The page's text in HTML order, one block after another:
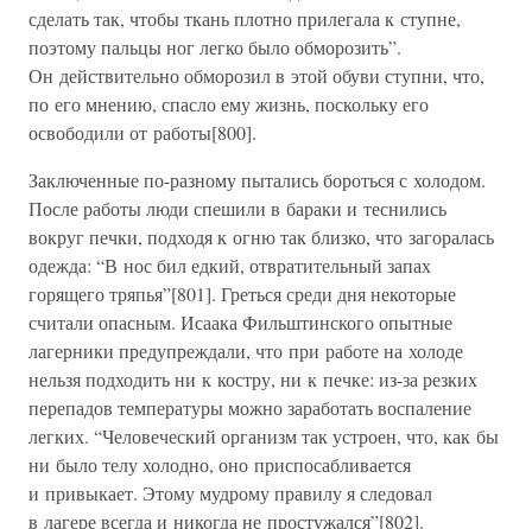
сделать так, чтобы ткань плотно прилегала к ступне,
поэтому пальцы ног легко было обморозить”.
Он действительно обморозил в этой обуви ступни, что,
по его мнению, спасло ему жизнь, поскольку его
освободили от работы[800].
Заключенные по-разному пытались бороться с холодом.
После работы люди спешили в бараки и теснились
вокруг печки, подходя к огню так близко, что загоралась
одежда: “В нос бил едкий, отвратительный запах
горящего тряпья”[801]. Греться среди дня некоторые
считали опасным. Исаака Фильштинского опытные
лагерники предупреждали, что при работе на холоде
нельзя подходить ни к костру, ни к печке: из-за резких
перепадов температуры можно заработать воспаление
легких. “Человеческий организм так устроен, что, как бы
ни было телу холодно, оно приспосабливается
и привыкает. Этому мудрому правилу я следовал
в лагере всегда и никогда не простужался”[802].